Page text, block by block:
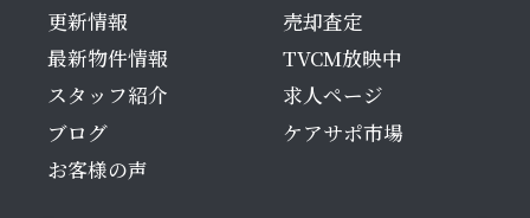
更新情報
最新物件情報
スタッフ紹介
ブログ
お客様の声
売却査定
TVCM放映中
求人ページ
ケアサポ市場